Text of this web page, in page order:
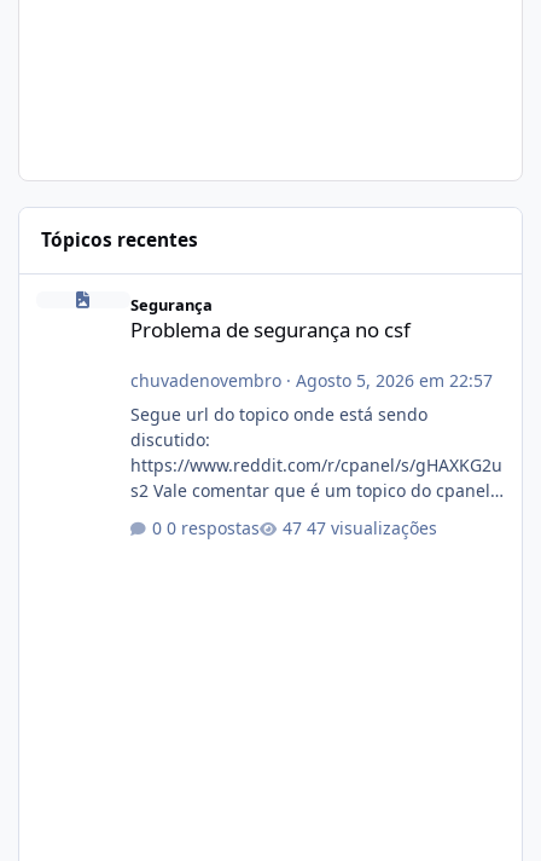
Tópicos recentes
Segurança
Problema de segurança no csf
chuvadenovembro· Agosto 5, 2026 em 22:57
Segue url do topico onde está sendo
discutido:
https://www.reddit.com/r/cpanel/s/gHAXKG2u
s2 Vale comentar que é um topico do cpanel...
0 respostas 47 visualizações